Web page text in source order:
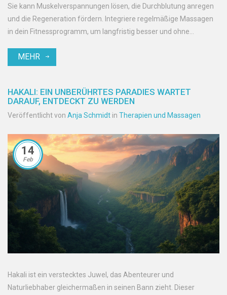
Sie kann Muskelverspannungen lösen, die Durchblutung anregen
und die Regeneration fördern. Integriere regelmäßige Massagen
in dein Fitnessprogramm, um langfristig besser und ohne
du eine Sportmassage optimal für dich nutzen kannst. Hier sind
MEHR
HAKALI: EIN UNBERÜHRTES PARADIES WARTET
DARAUF, ENTDECKT ZU WERDEN
Veröffentlicht von Anja Schmidt in Therapien und Massagen
14
Feb
Hakali ist ein verstecktes Juwel, das Abenteurer und
Naturliebhaber gleichermaßen in seinen Bann zieht. Dieser